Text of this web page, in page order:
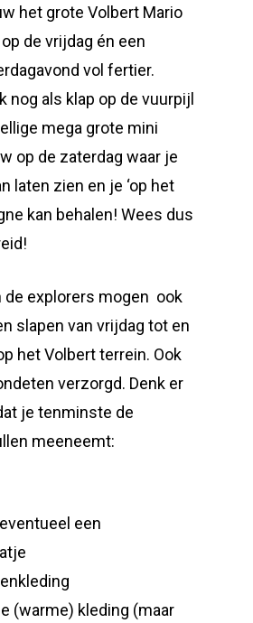
het grote Volbert Mario
de vrijdag én een
vol fertier.
nog als klap op de vuurpijl
mega grote mini
op de zaterdag waar je
laten zien en je ‘op het
kan behalen! Wees dus
de explorers mogen ook
slapen van vrijdag tot en
het Volbert terrein. Ook
verzorgd. Denk er
je tenminste de
meeneemt:
een
(warme) kleding (maar